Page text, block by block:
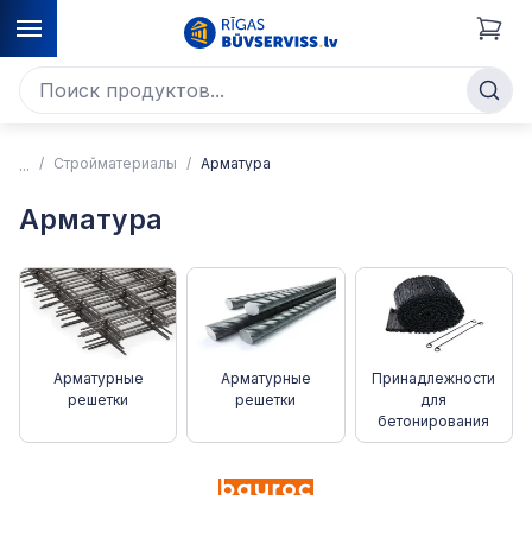
Стройматериалы Арматура
Арматура
Арматурные
решетки
Арматурные
решетки
Принадлежности
для
бетонирования